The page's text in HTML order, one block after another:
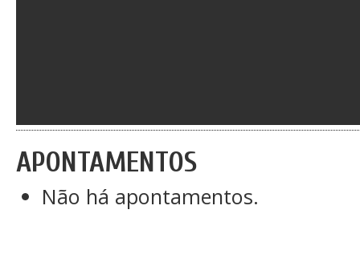
APONTAMENTOS
Não há apontamentos.